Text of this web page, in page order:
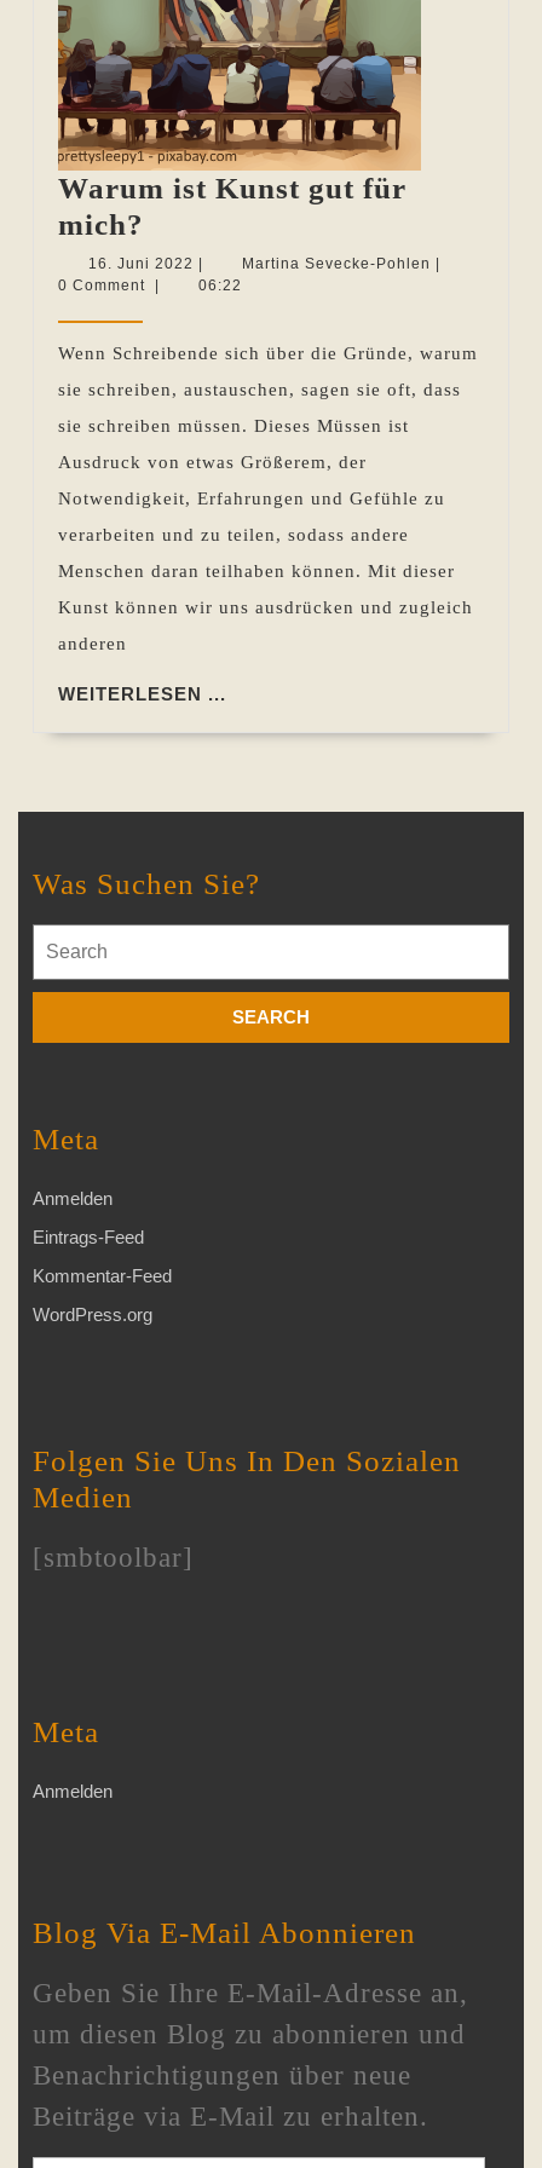
Warum ist Kunst gut für
mich?
ist
Kunst
für
mich?
16. Juni 2022 16.
Juni
Martina Sevecke-Pohlen Martina
0 Comment
06:22
Wenn Schreibende sich über die Gründe, warum
sie schreiben, austauschen, sagen sie oft, dass
sie schreiben müssen. Dieses Müssen ist
Ausdruck von etwas Größerem, der
Notwendigkeit, Erfahrungen und Gefühle zu
verarbeiten und zu teilen, sodass andere
Menschen daran teilhaben können. Mit dieser
Kunst können wir uns ausdrücken und zugleich
anderen
WEITERLESEN ...
Was Suchen Sie?
for:
Meta
Anmelden
Eintrags-Feed
Kommentar-Feed
WordPress.org
Folgen Sie Uns In Den Sozialen
Medien
[smbtoolbar]
Meta
Anmelden
Blog Via E-Mail Abonnieren
Geben Sie Ihre E-Mail-Adresse an,
um diesen Blog zu abonnieren und
Benachrichtigungen über neue
Beiträge via E-Mail zu erhalten.